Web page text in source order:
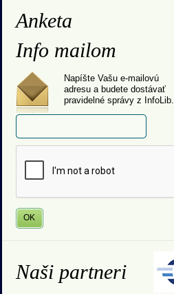
Anketa
Info mailom
Napíšte Vašu e-mailovú
adresu a budete dostávať
pravidelné správy z InfoLib.
Naši partneri